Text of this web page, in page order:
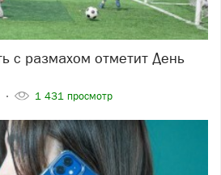
1 431 просмотр